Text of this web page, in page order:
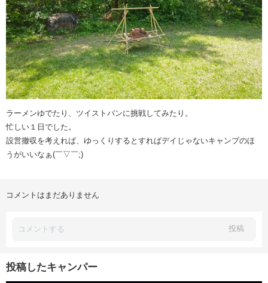
ラーメンゆでたり、ツイストパンに挑戦してみたり。
忙しい１日でした。
設営撤収を考えれば、ゆっくりするとすればデイじゃないキャンプのほ
うがいいなぁ(￣▽￣;)
コメントはまだありません
投稿
投稿したキャンパー